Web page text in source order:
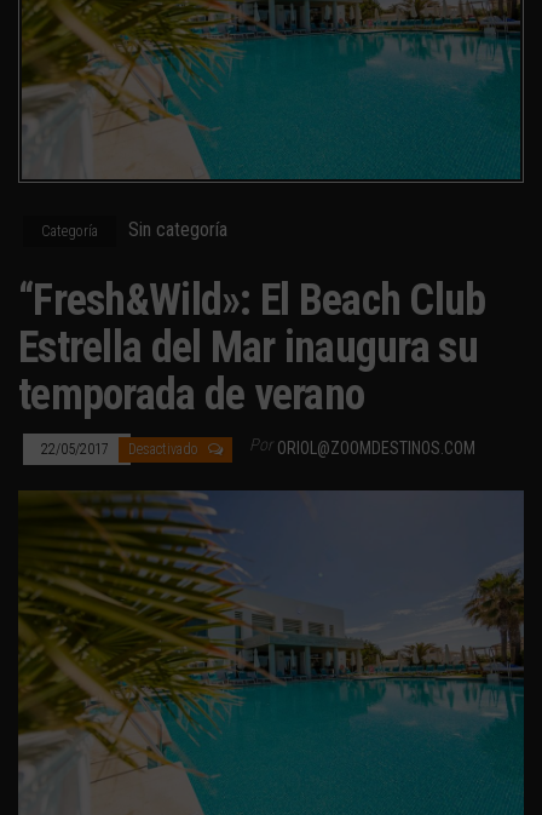
Categoría Sin categoría
“Fresh&Wild»: El Beach Club
Estrella del Mar inaugura su
temporada de verano
22/05/2017 Desactivado Por ORIOL@ZOOMDESTINOS.COM